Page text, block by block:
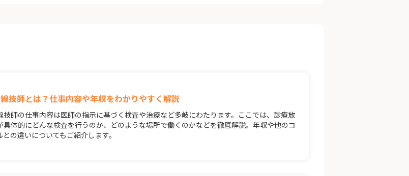
技師とは？仕事内容や年収をわかりやすく解説
技師の仕事内容は医師の指示に基づく検査や治療など多岐にわたります。ここでは、診療放
具体的にどんな検査を行うのか、どのような場所で働くのかなどを徹底解説。年収や他のコ
との違いについてもご紹介します。